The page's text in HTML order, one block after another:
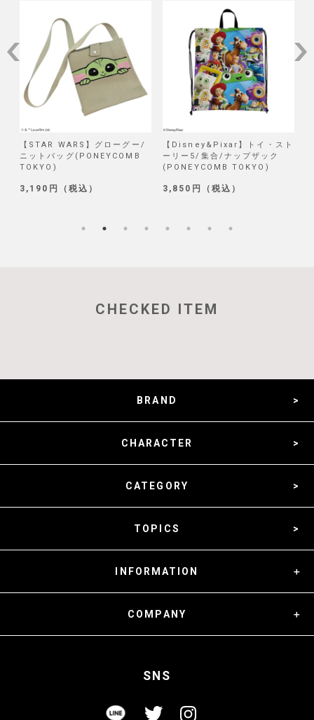
【Disney&Pixar】トイ・スト
ーリー5/集合/ナップザック
(PONEYCOMB TOKYO)
3,850円（税込）
【Disney】リロ＆スティッチ/
試作品/ブラインド巾着 第二弾
(PONEYCOMB TOKYO)
1,320円（税込）
CHECKED ITEM
BRAND
CHARACTER
CATEGORY
TOPICS
INFORMATION
COMPANY
SNS